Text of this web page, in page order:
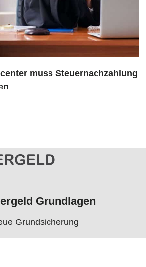
muss Steuernachzahlung
Grundlagen
Grundsicherung